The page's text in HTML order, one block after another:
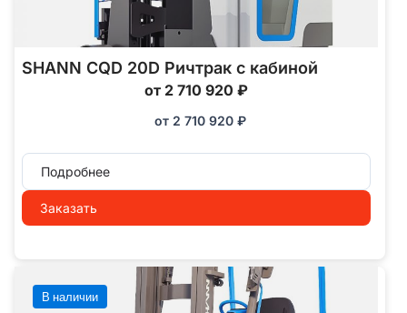
SHANN CQD 20D Ричтрак с кабиной
от 2 710 920 ₽
от 2 710 920 ₽
Подробнее
Заказать
В наличии